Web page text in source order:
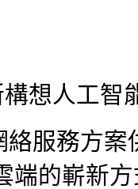
想人工智
絡服務方
端的嶄新